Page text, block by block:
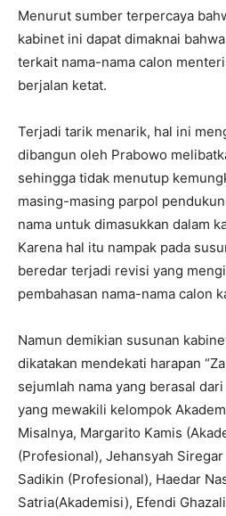
Menurut sumber terpercaya
kabinet ini dapat dimaknai
terkait nama-nama calon
berjalan ketat.
Terjadi tarik menarik, hal ini
dibangun oleh Prabowo
sehingga tidak menutup
masing-masing parpol
nama untuk dimasukkan dalam
Karena hal itu nampak pada
beredar terjadi revisi yang
pembahasan nama-nama calon
Namun demikian susunan
dikatakan mendekati harapan
sejumlah nama yang berasal
yang mewakili kelompok
Misalnya, Margarito Kamis
(Profesional), Jehansyah
Sadikin (Profesional), Haedar
Satria(Akademisi), Efendi